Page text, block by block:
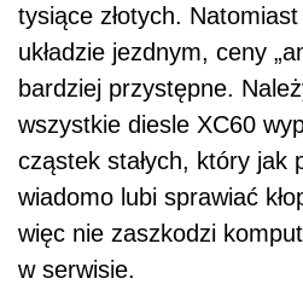
tysiące złotych.
układzie jezdnym, ceny
bardziej przystępne.
wszystkie diesle XC60
cząstek stałych, który jak
wiadomo lubi sprawiać
więc nie zaszkodzi
w serwisie.